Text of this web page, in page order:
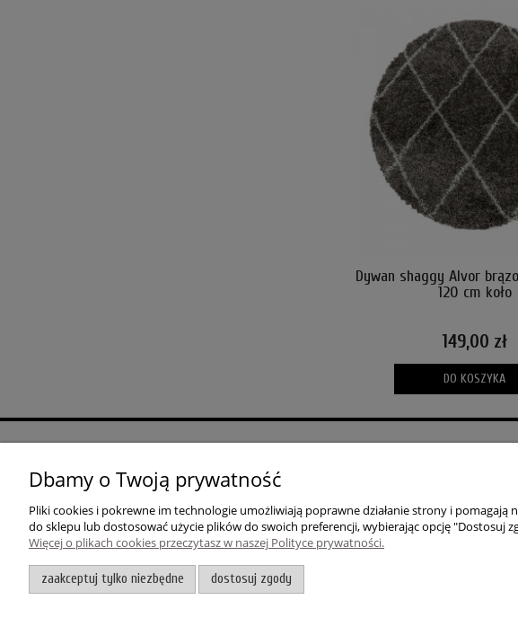
Dywan shaggy Alvor
120 cm koło
149,00 zł
DO KOSZYKA
Zwroty i reklamacje
Regulamin
Przechowalnia
Dywanowo
Dbamy o Twoją prywatność
Pliki cookies i pokrewne im technologie umożliwiają poprawne działanie strony i
do sklepu lub dostosować użycie plików do swoich preferencji, wybierając opcję "Dostosuj
Więcej o plikach cookies przeczytasz w naszej Polityce prywatności.
zaakceptuj tylko niezbędne
dostosuj zgody